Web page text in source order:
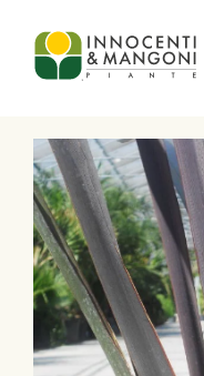
Skip to main content